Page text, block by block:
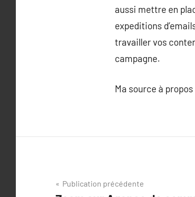
aussi mettre en
expeditions
travailler vos
campagne.
Ma source à propos
Navigation
Publication précédente